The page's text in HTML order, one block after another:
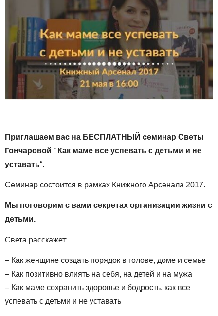
Приглашаем вас на БЕСПЛАТНЫЙ семинар Светы
Гончаровой “Как маме все успевать с детьми и не
уставать“.
Семинар состоится в рамках Книжного Арсенала 2017.
Мы поговорим с вами секретах организации жизни с
детьми.
Света расскажет:
– Как женщине создать порядок в голове, доме и семье
– Как позитивно влиять на себя, на детей и на мужа
– Как маме сохранить здоровье и бодрость, как все
успевать с детьми и не уставать